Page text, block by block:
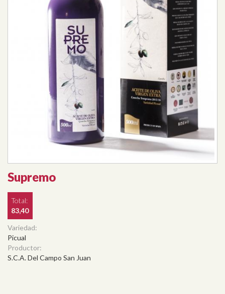
Supremo
Total:
83,40
Variedad:
Picual
Productor:
S.C.A. Del Campo San Juan